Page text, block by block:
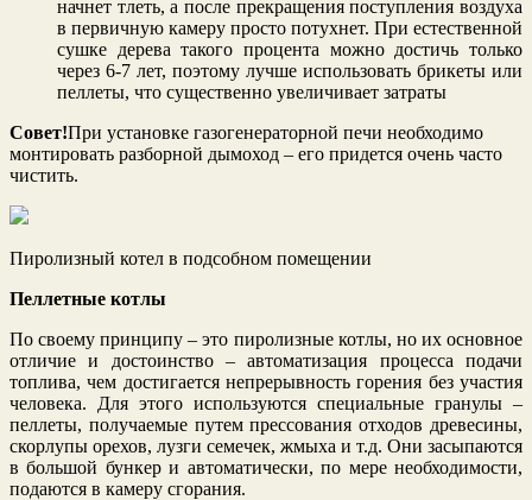
начнет тлеть, а после прекращения поступления воздуха
в первичную камеру просто потухнет. При естественной
сушке дерева такого процента можно достичь только
через 6-7 лет, поэтому лучше использовать брикеты или
пеллеты, что существенно увеличивает затраты
Совет!При установке газогенераторной печи необходимо
монтировать разборной дымоход – его придется очень часто
чистить.
Пиролизный котел в подсобном помещении
Пеллетные котлы
По своему принципу – это пиролизные котлы, но их основное
отличие и достоинство – автоматизация процесса подачи
топлива, чем достигается непрерывность горения без участия
человека. Для этого используются специальные гранулы –
пеллеты, получаемые путем прессования отходов древесины,
скорлупы орехов, лузги семечек, жмыха и т.д. Они засыпаются
в большой бункер и автоматически, по мере необходимости,
подаются в камеру сгорания.